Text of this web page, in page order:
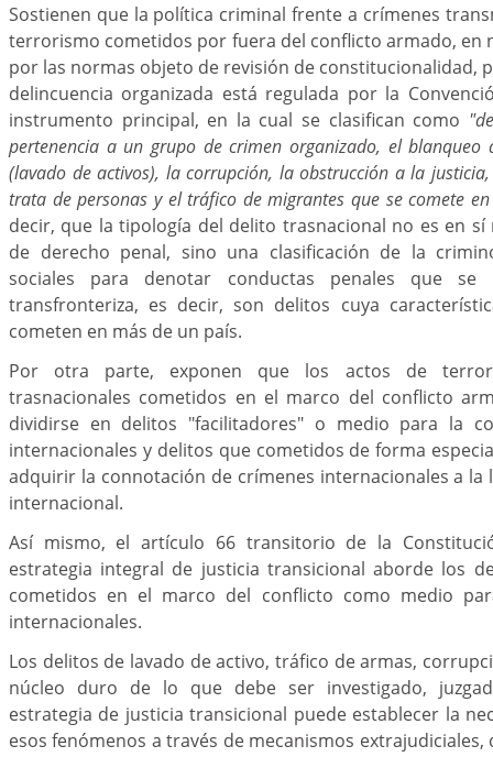
Sostienen que la política criminal frente a crímenes
terrorismo cometidos por fuera del conflicto armado, en
por las normas objeto de revisión de constitucionalidad,
delincuencia organizada está regulada por la
instrumento principal, en la cual se clasifican como
pertenencia a un grupo de crimen organizado, el blanqueo
(lavado de activos), la corrupción, la obstrucción a la
trata de personas y el tráfico de migrantes que se comete
decir, que la tipología del delito trasnacional no es en sí
de derecho penal, sino una clasificación de la
sociales para denotar conductas penales que se
transfronteriza, es decir, son delitos cuya
cometen en más de un país.
Por otra parte, exponen que los actos de
trasnacionales cometidos en el marco del conflicto
dividirse en delitos "facilitadores" o medio para la
internacionales y delitos que cometidos de forma
adquirir la connotación de crímenes internacionales a la
internacional.
Así mismo, el artículo 66 transitorio de la
estrategia integral de justicia transicional aborde los
cometidos en el marco del conflicto como medio
internacionales.
Los delitos de lavado de activo, tráfico de armas,
núcleo duro de lo que debe ser investigado,
estrategia de justicia transicional puede establecer la
esos fenómenos a través de mecanismos